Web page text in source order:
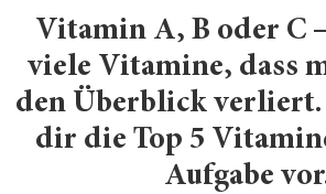
Vitamin A, B oder C
viele Vitamine, dass
den Überblick
dir die Top 5
Aufgabe